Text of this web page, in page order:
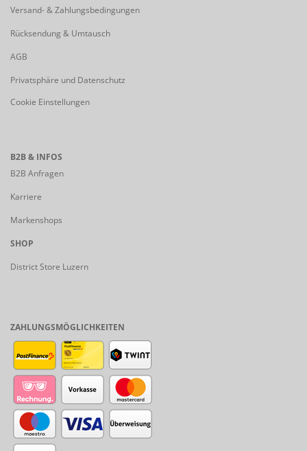
Versand- & Zahlungsbedingungen
Rücksendung & Umtausch
AGB
Privatsphäre und Datenschutz
Cookie Einstellungen
B2B & INFOS
B2B Anfragen
Karriere
Markenshops
SHOP
District Store Luzern
ZAHLUNGSMÖGLICHKEITEN